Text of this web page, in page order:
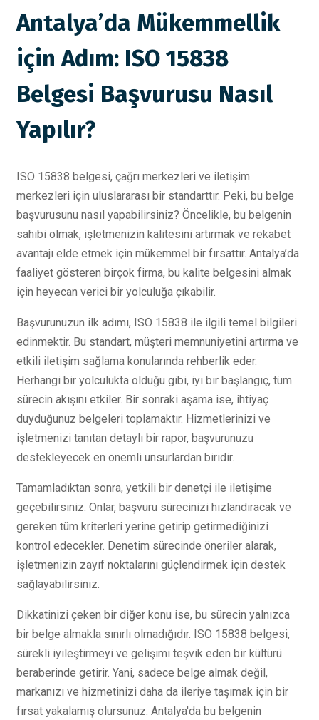
Antalya’da Mükemmellik
için Adım: ISO 15838
Belgesi Başvurusu Nasıl
Yapılır?
ISO 15838 belgesi, çağrı merkezleri ve iletişim
merkezleri için uluslararası bir standarttır. Peki, bu belge
başvurusunu nasıl yapabilirsiniz? Öncelikle, bu belgenin
sahibi olmak, işletmenizin kalitesini artırmak ve rekabet
avantajı elde etmek için mükemmel bir fırsattır. Antalya’da
faaliyet gösteren birçok firma, bu kalite belgesini almak
için heyecan verici bir yolculuğa çıkabilir.
Başvurunuzun ilk adımı, ISO 15838 ile ilgili temel bilgileri
edinmektir. Bu standart, müşteri memnuniyetini artırma ve
etkili iletişim sağlama konularında rehberlik eder.
Herhangi bir yolculukta olduğu gibi, iyi bir başlangıç, tüm
sürecin akışını etkiler. Bir sonraki aşama ise, ihtiyaç
duyduğunuz belgeleri toplamaktır. Hizmetlerinizi ve
işletmenizi tanıtan detaylı bir rapor, başvurunuzu
destekleyecek en önemli unsurlardan biridir.
Tamamladıktan sonra, yetkili bir denetçi ile iletişime
geçebilirsiniz. Onlar, başvuru sürecinizi hızlandıracak ve
gereken tüm kriterleri yerine getirip getirmediğinizi
kontrol edecekler. Denetim sürecinde öneriler alarak,
işletmenizin zayıf noktalarını güçlendirmek için destek
sağlayabilirsiniz.
Dikkatinizi çeken bir diğer konu ise, bu sürecin yalnızca
bir belge almakla sınırlı olmadığıdır. ISO 15838 belgesi,
sürekli iyileştirmeyi ve gelişimi teşvik eden bir kültürü
beraberinde getirir. Yani, sadece belge almak değil,
markanızı ve hizmetinizi daha da ileriye taşımak için bir
fırsat yakalamış olursunuz. Antalya'da bu belgenin